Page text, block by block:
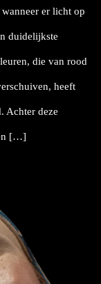
er licht op
duidelijkste
die van rood
heeft
Achter deze
[…]